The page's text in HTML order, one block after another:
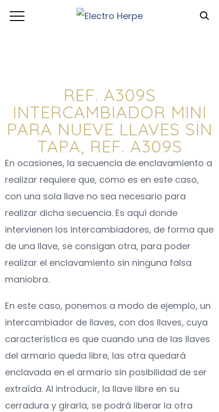
REF. A309S
INTERCAMBIADOR MINI
PARA NUEVE LLAVES SIN
TAPA, REF. A309S
En ocasiones, la secuencia de enclavamiento a
realizar requiere que, como es en este caso,
con una sola llave no sea necesario para
realizar dicha secuencia. Es aquí donde
intervienen los intercambiadores, de forma que
de una llave, se consigan otra, para poder
realizar el enclavamiento sin ninguna falsa
maniobra.
En este caso, ponemos a modo de ejemplo, un
intercambiador de llaves, con dos llaves, cuya
característica es que cuando una de las llaves
del armario queda libre, las otra quedará
enclavada en el armario sin posibilidad de ser
extraída. Al introducir, la llave libre en su
cerradura y girarla, se podrá liberar la otra